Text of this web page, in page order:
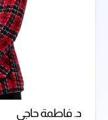
د. فاطمة حاجي